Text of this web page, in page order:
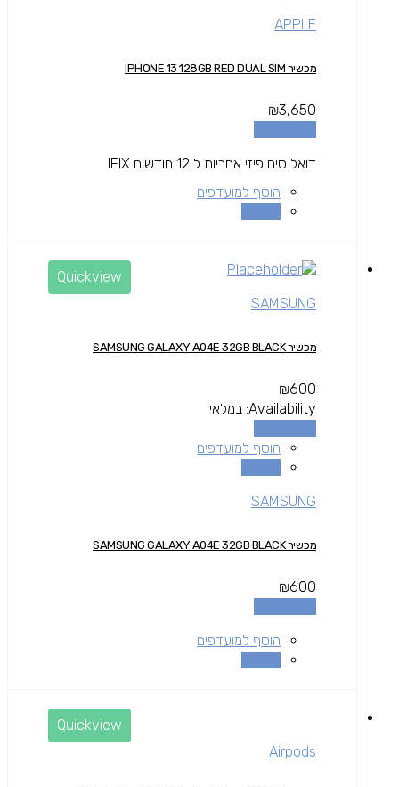
APPLE
מכשיר IPHONE 13 128GB RED DUAL SIM
₪3,650
דואל סים פיזי אחריות ל 12 חודשים IFIX
הוסף למועדפים
Quickview
SAMSUNG
מכשיר SAMSUNG GALAXY A04E 32GB BLACK
₪600
Availability: במלאי
הוסף למועדפים
SAMSUNG
מכשיר SAMSUNG GALAXY A04E 32GB BLACK
₪600
הוסף למועדפים
Quickview
Airpods